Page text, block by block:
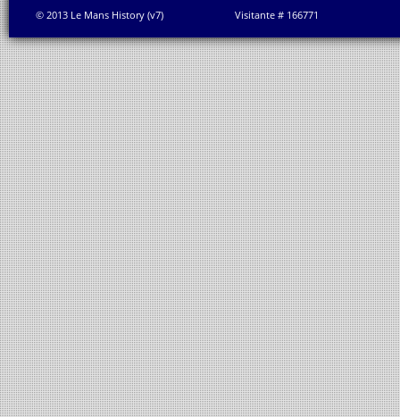
© 2013 Le Mans History (v7) Visitante # 166771